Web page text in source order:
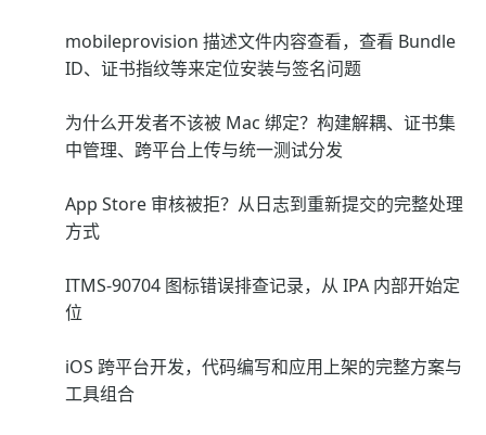
mobileprovision 描述文件内容查看，查看 Bundle
ID、证书指纹等来定位安装与签名问题
为什么开发者不该被 Mac 绑定？构建解耦、证书集
中管理、跨平台上传与统一测试分发
App Store 审核被拒？从日志到重新提交的完整处理
方式
ITMS-90704 图标错误排查记录，从 IPA 内部开始定
位
iOS 跨平台开发，代码编写和应用上架的完整方案与
工具组合